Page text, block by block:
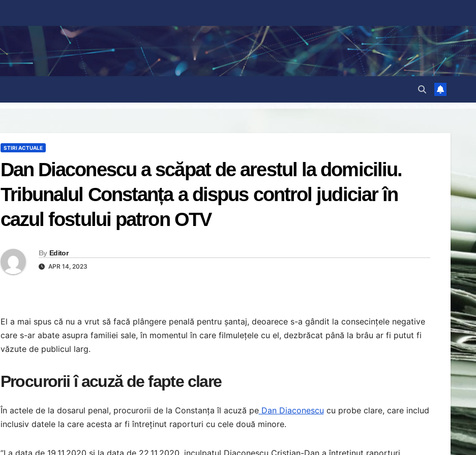
STIRI ACTUALE
Dan Diaconescu a scăpat de arestul la domiciliu.
Tribunalul Constanța a dispus control judiciar în
cazul fostului patron OTV
By Editor
APR 14, 2023
El a mai spus că nu a vrut să facă plângere penală pentru șantaj, deoarece s-a gândit la consecințele negative
care s-ar abate asupra familiei sale, în momentul în care filmulețele cu el, dezbrăcat până la brâu ar fi putut fi
văzute de publicul larg.
Procurorii î acuză de fapte clare
În actele de la dosarul penal, procurorii de la Constanța îl acuză peDan Diaconescu cu probe clare, care includ
inclusiv datele la care acesta ar fi întreținut raporturi cu cele două minore.
”La data de 19.11.2020 și la data de 22.11.2020, inculpatul Diaconescu Cristian-Dan a întreținut raporturi